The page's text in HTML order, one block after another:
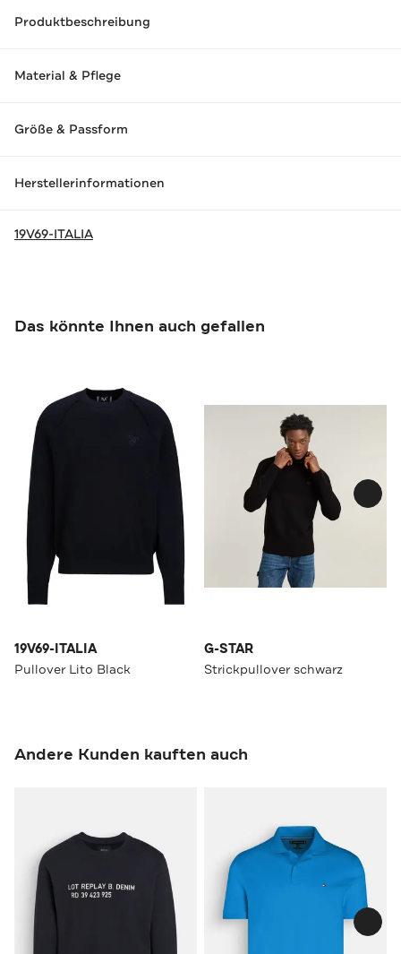
Produktbeschreibung
Material & Pflege
Größe & Passform
Herstellerinformationen
19V69-ITALIA
Das könnte Ihnen auch gefallen
19V69-ITALIA
Pullover Lito Black
G-STAR
Strickpullover schwarz
Andere Kunden kauften auch